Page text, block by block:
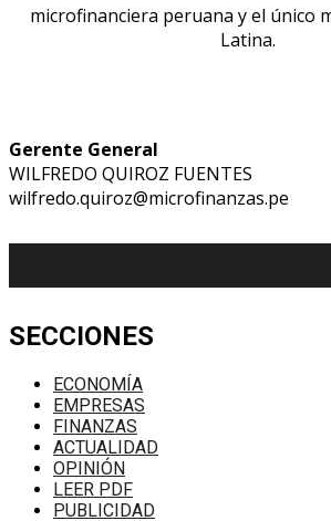
microfinanciera peruana y el único
Latina.
Gerente General
WILFREDO QUIROZ FUENTES
wilfredo.quiroz@microfinanzas.pe
SECCIONES
ECONOMÍA
EMPRESAS
FINANZAS
ACTUALIDAD
OPINIÓN
LEER PDF
PUBLICIDAD